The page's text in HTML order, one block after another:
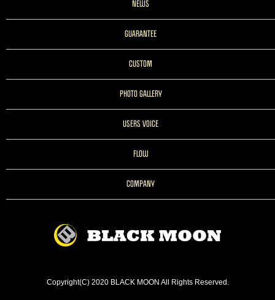
NEWS
GUARANTEE
CUSTOM
PHOTO GALLERY
USERS VOICE
FLOW
COMPANY
Copyright(C) 2020 BLACK MOON All Rights Reserved.